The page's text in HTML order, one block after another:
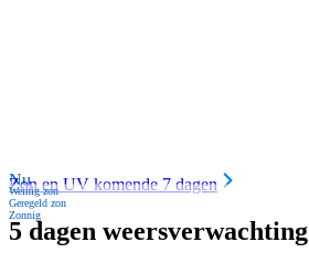
Nu
Weinig zon
Geregeld zon
Zonnig
Zon en UV komende 7 dagen
5 dagen weersverwachting